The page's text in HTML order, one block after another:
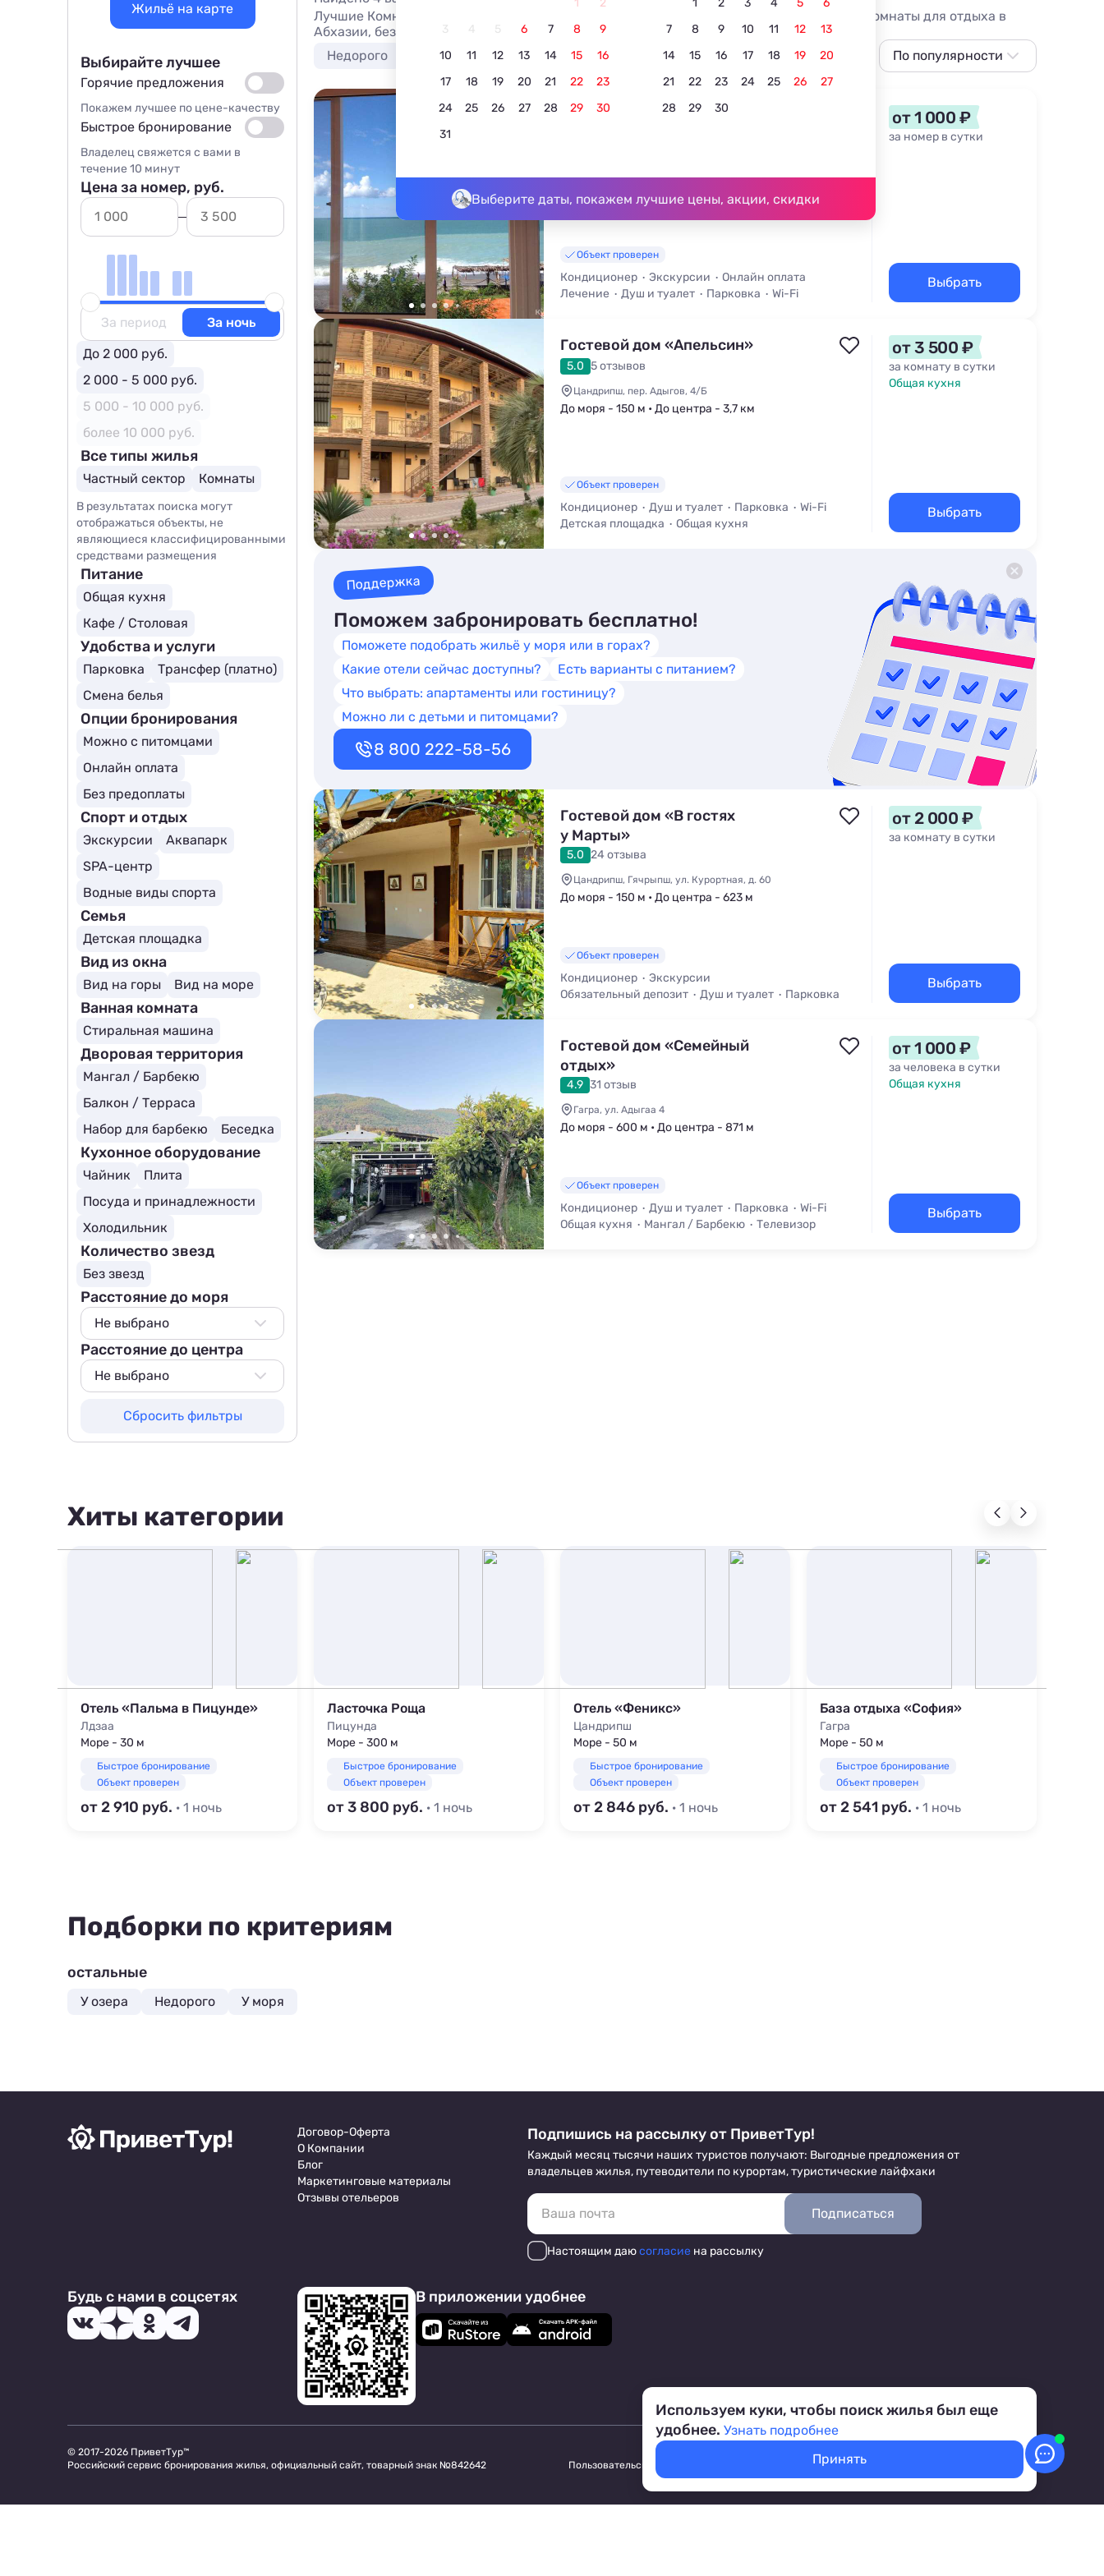
1
2
3
4 5 6 7 8
9
10
11 12 13 14 15
16
17
18 19 20 21 22
23
24
25 26 27 28 29
30
31
1 2 3 4 5
6
7
8 9 10 11 12
13
14
15 16 17 18 19
20
21
22 23 24 25 26
27
28
29 30
Выберите даты, покажем лучшие цены, акции, скидки
Лучшие Комнаты Абхазии : цены, отзывы туристов, фото. Бронировать самые лучшие Комнаты для отдыха в
Абхазии, без посредников.
Недорого
У озера У моря
По популярности
Сначала дешевле
Сначала дороже
Частный сектор гостевой
Гагра, ул. Спортивная, 20/а
До моря - 10 м • До центра - 752 м
Объект проверен
Кондиционер Экскурсии
Онлайн оплата
Лечение
Душ и туалет Парковка Wi-Fi
от 1 000 ₽
за номер в сутки
Выбрать
Гостевой дом «Апельсин»
5.0 5 отзывов
Цандрипш, пер. Адыгов, 4/Б
До моря - 150 м • До центра - 3,7 км
Объект проверен
Кондиционер Душ и туалет Парковка
Wi-Fi
Детская площадка
Общая кухня
от 3 500 ₽
за комнату в сутки
Общая кухня
Выбрать
Поддержка
Поможем забронировать бесплатно!
Поможете подобрать жильё у моря или в горах?
Какие отели сейчас доступны?
Есть варианты с питанием?
Что выбрать: апартаменты или гостиницу?
Можно ли с детьми и питомцами?
8 800 222-58-56
Гостевой дом «В гостях
у Марты»
5.0 24 отзыва
Цандрипш, Гячрыпш, ул. Курортная, д. 60
До моря - 150 м • До центра - 623 м
Объект проверен
Кондиционер
Экскурсии
Обязательный депозит
Душ и туалет
Парковка
от 2 000 ₽
за комнату в сутки
Выбрать
Гостевой дом «Семейный
отдых»
4.9 31 отзыв
Гагра, ул. Адыгаа 4
До моря - 600 м • До центра - 871 м
Объект проверен
Кондиционер Душ и туалет Парковка
Wi-Fi
Общая кухня
Мангал / Барбекю Телевизор
от 1 000 ₽
за человека в сутки
Общая кухня
Выбрать
Жильё на карте
Выбирайте лучшее
Горячие предложения
Покажем лучшее по цене-качеству
Быстрое бронирование
Владелец свяжется с вами в
течение 10 минут
Цена за номер, руб.
За период
За ночь
До 2 000 руб.
2 000 - 5 000 руб.
5 000 - 10 000 руб.
более 10 000 руб.
Все типы жилья
Частный сектор Комнаты
В результатах поиска могут
отображаться объекты, не
являющиеся классифицированными
средствами размещения
Питание
Общая кухня
Кафе / Столовая
Удобства и услуги
Парковка
Трансфер (платно)
Смена белья
Опции бронирования
Можно с питомцами
Онлайн оплата
Без предоплаты
Спорт и отдых
Экскурсии
Аквапарк
SPA-центр
Водные виды спорта
Семья
Детская площадка
Вид из окна
Вид на горы Вид на море
Ванная комната
Стиральная машина
Дворовая территория
Мангал / Барбекю
Балкон / Терраса
Набор для барбекю
Беседка
Кухонное оборудование
Чайник
Плита
Посуда и принадлежности
Холодильник
Количество звезд
Без звезд
Расстояние до моря
Не выбрано
Не выбрано
50 м
200 м
500 м
1500 м
Расстояние до центра
Не выбрано
Сбросить фильтры
Хиты категории
Отель «Пальма в Пицунде»
Лдзаа
Море - 30 м
Быстрое бронирование
Объект проверен
от 2 910 · 1 ночь
Ласточка Роща
Пицунда
Море - 300 м
Быстрое бронирование
Объект проверен
от 3 800 · 1 ночь
Отель «Феникс»
Цандрипш
Море - 50 м
Быстрое бронирование
Объект проверен
от 2 846 · 1 ночь
База отдыха «София»
Гагра
Море - 50 м
Быстрое бронирование
Объект проверен
от 2 541 · 1 ночь
Подборки по критериям
остальные
У озера Недорого У моря
Договор-Оферта
О Компании
Блог
Маркетинговые материалы
Отзывы отельеров
Подпишись на рассылку от ПриветТур!
Каждый месяц тысячи наших туристов получают: Выгодные предложения от
владельцев жилья, путеводители по курортам, туристические лайфхаки
Подписаться
Настоящим даюсогласие на рассылку
Будь с нами в соцсетях В приложении удобнее
© 2017-2026 ПриветТур™
Российский сервис бронирования жилья, официальный сайт, товарный знак №842642
Пользовательское соглашение Обработка персональных данных Условия бронирования объектов
Используем куки, чтобы поиск жилья был еще
удобнее. Узнать подробнее
Принять